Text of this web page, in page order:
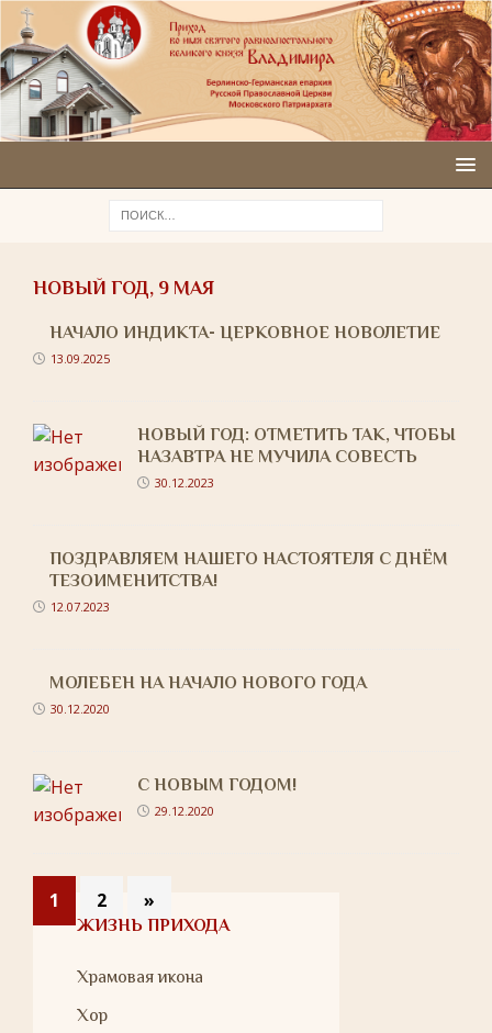
НОВЫЙ ГОД, 9 МАЯ
НАЧАЛО ИНДИКТА- ЦЕРКОВНОЕ НОВОЛЕТИЕ
13.09.2025
НОВЫЙ ГОД: ОТМЕТИТЬ ТАК, ЧТОБЫ
НАЗАВТРА НЕ МУЧИЛА СОВЕСТЬ
30.12.2023
ПОЗДРАВЛЯЕМ НАШЕГО НАСТОЯТЕЛЯ С ДНЁМ
ТЕЗОИМЕНИТСТВА!
12.07.2023
МОЛЕБЕН НА НАЧАЛО НОВОГО ГОДА
30.12.2020
С НОВЫМ ГОДОМ!
29.12.2020
1 2 »
ЖИЗНЬ ПРИХОДА
Храмовая икона
Хор